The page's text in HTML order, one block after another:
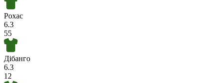
Рохас
6.3
55
Дібанго
6.3
12